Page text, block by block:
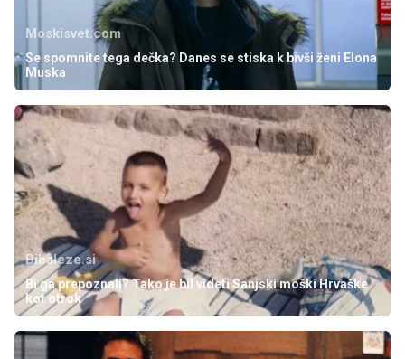
Moskisvet.com
Se spomnite tega dečka? Danes se stiska k bivši ženi Elona
Muska
Bibaleze.si
Bi ga prepoznali? Tako je bil videti Sanjski moški Hrvaške
kot otrok